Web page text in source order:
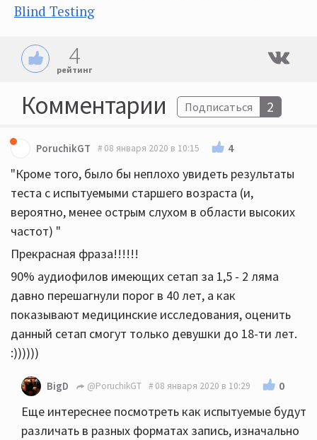
Blind Testing
4
рейтинг
Комментарии Подписаться 2
PoruchikGT 08 января 2020 в 10:15 4
"Кроме того, было бы неплохо увидеть результаты
теста с испытуемыми старшего возраста (и,
вероятно, менее острым слухом в области высоких
частот) "
Прекрасная фраза!!!!!!
90% аудиофилов имеющих сетап за 1,5 - 2 ляма
давно перешагнули порог в 40 лет, а как
показывают медицинские исследования, оценить
данный сетап смогут только девушки до 18-ти лет.
:))))))
BigD @PoruchikGT 08 января 2020 в 10:29 0
Еще интереснее посмотреть как испытуемые будут
различать в разных форматах запись, изначально